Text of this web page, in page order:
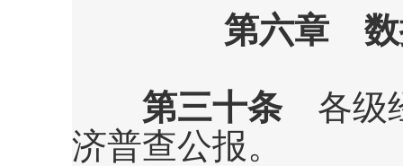
第六章 数
第三十条各级经
济普查公报。